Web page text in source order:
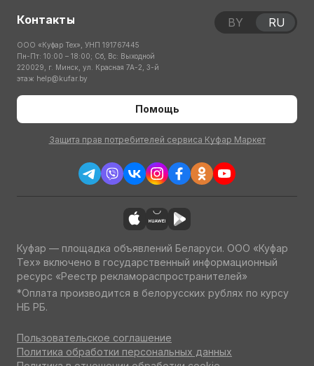
Контакты
ООО «Куфар Тех», УНП 191767445
Пн-Пт: 10:00 – 18:00; Сб, Вс: Выходной
220029, г. Минск, ул. Красная 7А-2, 3-й
этаж help@kufar.by
Помощь
Защита прав потребителей сервиса Куфар Маркет
BY RU
Куфар — площадка объявлений Беларуси. ООО «Куфар
Тех» включено в государственный информационный
ресурс «Реестр рекламораспространителей»
*Оплата производится в белорусских рублях по курсу
НБ РБ.
Пользовательское соглашение
Политика обработки персональных данных